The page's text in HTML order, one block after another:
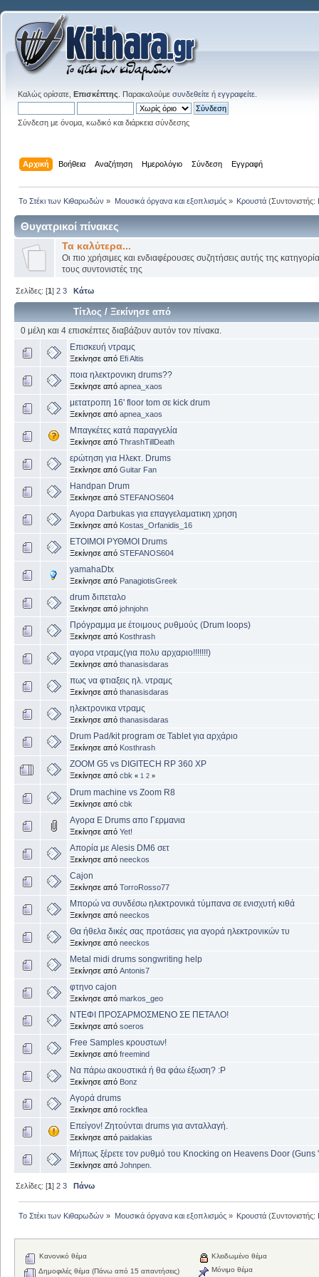
Καλώς ορίσατε, Επισκέπτης . Παρακαλούμε συνδεθείτε ή εγγραφείτε
Σύνδεση με όνομα, κωδικό και διάρκεια σύνδεσης
Αρχική Βοήθεια Αναζήτηση Ημερολόγιο Σύνδεση Εγγραφή
Το Στέκι των Κιθαρωδών » Μουσικά όργανα και εξοπλισμός» Κρουστά(Συντονιστής:
Θυγατρικοί πίνακες
Τα καλύτερα...
Οι πιο χρήσιμες και ενδιαφέρουσες συζητήσεις αυτής της
τους συντονιστές της
Σελίδες: [1]2 3 Κάτω
Τίτλος /Ξεκίνησε από
0 μέλη και 4 επισκέπτες διαβάζουν αυτόν τον πίνακα.
Επισκευή ντραμς
Ξεκίνησε από Efi Altis
ποια ηλεκτρονικη drums??
Ξεκίνησε από apnea_xaos
μετατροπη 16' floor tom σε kick drum
Ξεκίνησε από apnea_xaos
Μπαγκέτες κατά παραγγελία
Ξεκίνησε από ThrashTillDeath
ερώτηση για Ηλεκτ. Drums
Ξεκίνησε από Guitar Fan
Handpan Drum
Ξεκίνησε από STEFANOS604
Αγορα Darbukas για επαγγελαματικη χρηση
Ξεκίνησε από Kostas_Orfanidis_16
ΕΤΟΙΜΟΙ ΡΥΘΜΟΙ Drums
Ξεκίνησε από STEFANOS604
yamahaDtx
Ξεκίνησε από PanagiotisGreek
drum διπεταλο
Ξεκίνησε από johnjohn
Πρόγραμμα με έτοιμους ρυθμούς (Drum loops)
Ξεκίνησε από Kosthrash
αγορα ντραμς(για πολυ αρχαριο!!!!!!!)
Ξεκίνησε από thanasisdaras
πως να φτιαξεις ηλ. ντραμς
Ξεκίνησε από thanasisdaras
ηλεκτρονικα ντραμς
Ξεκίνησε από thanasisdaras
Drum Pad/kit program σε Tablet για αρχάριο
Ξεκίνησε από Kosthrash
ZOOM G5 vs DIGITECH RP 360 XP
Ξεκίνησε από cbk « 1 2 »
Drum machine vs Zoom R8
Ξεκίνησε από cbk
Αγορα E Drums απο Γερμανια
Ξεκίνησε από Yet!
Απορία με Alesis DM6 σετ
Ξεκίνησε από neeckos
Cajon
Ξεκίνησε από TorroRosso77
Μπορώ να συνδέσω ηλεκτρονικά τύμπανα σε ενισχυτή κιθά
Ξεκίνησε από neeckos
Θα ήθελα δικές σας προτάσεις για αγορά ηλεκτρονικών τυ
Ξεκίνησε από neeckos
Metal midi drums songwriting help
Ξεκίνησε από Antonis7
φτηνο cajon
Ξεκίνησε από markos_geo
ΝΤΕΦΙ ΠΡΟΣΑΡΜΟΣΜΕΝΟ ΣΕ ΠΕΤΑΛΟ!
Ξεκίνησε από soeros
Free Samples κρουστων!
Ξεκίνησε από freemind
Να πάρω ακουστικά ή θα φάω έξωση? :P
Ξεκίνησε από Bonz
Αγορά drums
Ξεκίνησε από rockflea
Επείγον! Ζητούνται drums για ανταλλαγή.
Ξεκίνησε από paidakias
Μήπως ξέρετε τον ρυθμό του Knocking on Heavens Door (Guns
Ξεκίνησε από Johnpen.
Σελίδες: [1]2 3 Πάνω
Το Στέκι των Κιθαρωδών » Μουσικά όργανα και εξοπλισμός» Κρουστά(Συντονιστής:
Κανονικό θέμα
Δημοφιλές θέμα (Πάνω από 15 απαντήσεις)
Κλειδωμένο θέμα
Μόνιμο θέμα